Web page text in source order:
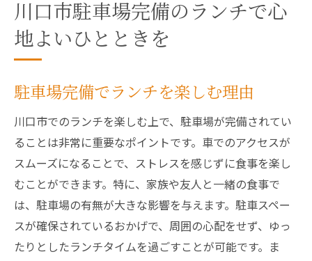
川口市駐車場完備のランチで心
地よいひとときを
駐車場完備でランチを楽しむ理由
川口市でのランチを楽しむ上で、駐車場が完備されてい
ることは非常に重要なポイントです。車でのアクセスが
スムーズになることで、ストレスを感じずに食事を楽し
むことができます。特に、家族や友人と一緒の食事で
は、駐車場の有無が大きな影響を与えます。駐車スペー
スが確保されているおかげで、周囲の心配をせず、ゆっ
たりとしたランチタイムを過ごすことが可能です。ま